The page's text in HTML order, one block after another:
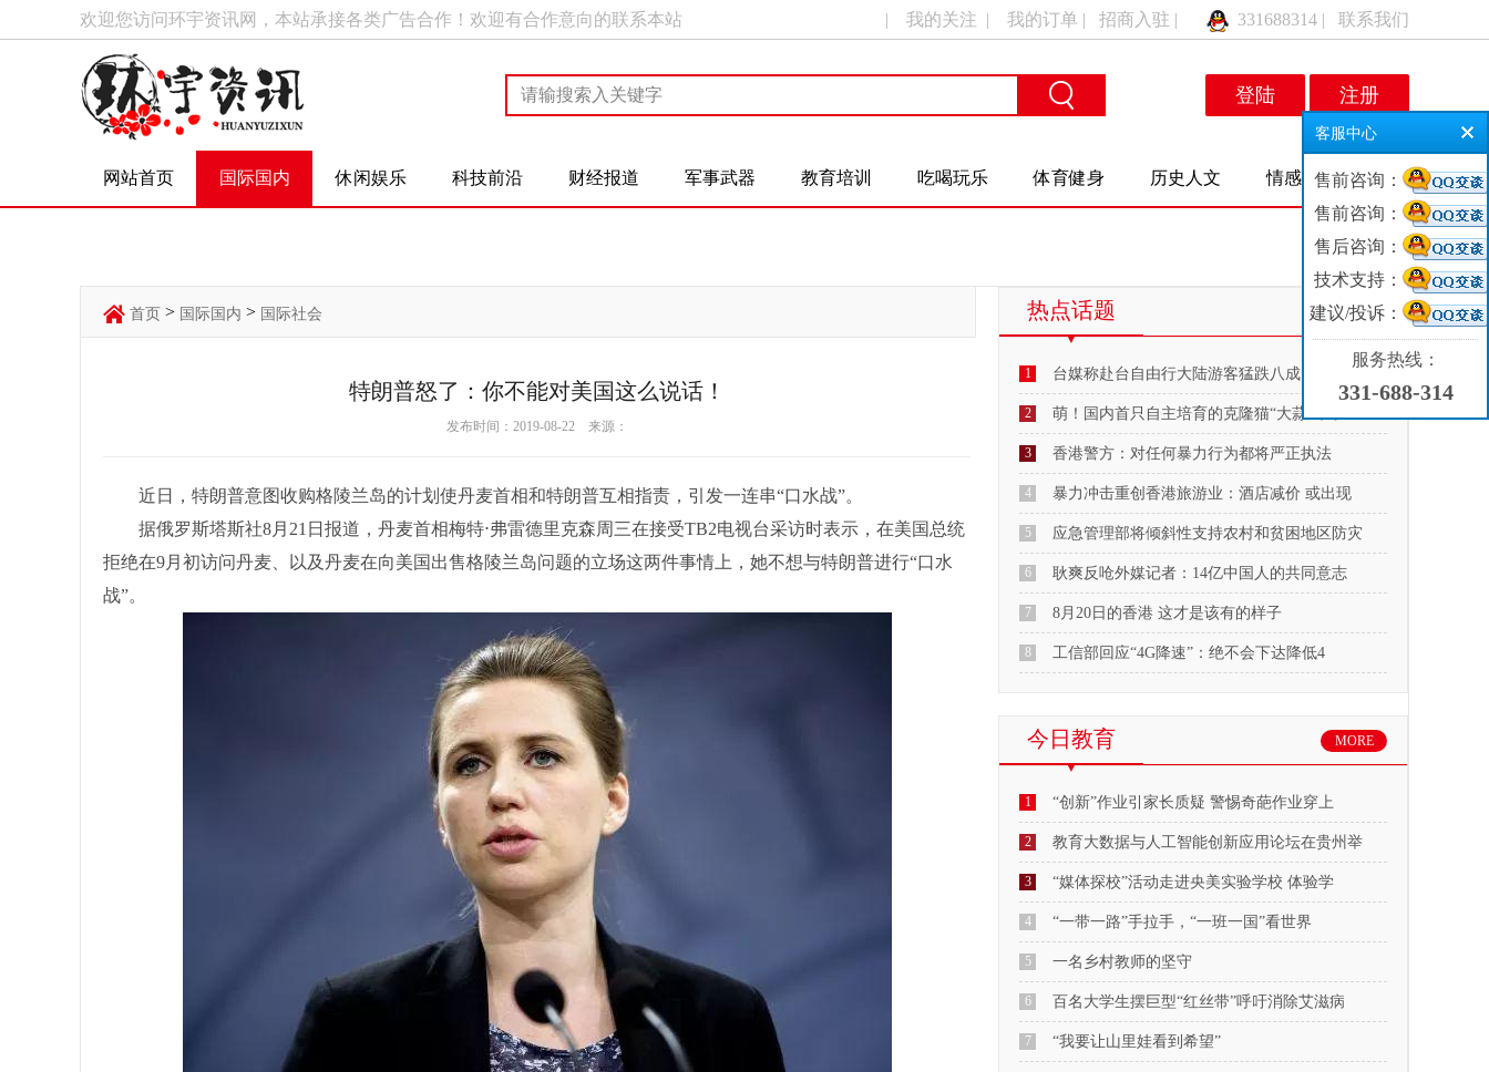
欢迎您访问环宇资讯网，本站承接各类广告合作！欢迎有合作意向的联系本站 | 我的关注 | 我的订单 | 招商入驻 | 331688314 | 联系我们
登陆 注册
网站首页 国际国内 休闲娱乐 科技前沿 财经报道 军事武器 教育培训 吃喝玩乐 体育健身 历史人文 情感交友
首页 > 国际国内 > 国际社会
特朗普怒了：你不能对美国这么说话！
发布时间：2019-08-22 来源：
近日，特朗普意图收购格陵兰岛的计划使丹麦首相和特朗普互相指责，引发一连串“口水战”。
据俄罗斯塔斯社8月21日报道，丹麦首相梅特⋅弗雷德里克森周三在接受TB2电视台采访时表示，在美国总统
拒绝在9月初访问丹麦、以及丹麦在向美国出售格陵兰岛问题的立场这两件事情上，她不想与特朗普进行“口水
战”。
热点话题 MORE
1 台媒称赴台自由行大陆游客猛跌八成：“明年
2 萌！国内首只自主培育的克隆猫“大蒜”来了
3 香港警方：对任何暴力行为都将严正执法
4 暴力冲击重创香港旅游业：酒店减价 或出现
5 应急管理部将倾斜性支持农村和贫困地区防灾
6 耿爽反呛外媒记者：14亿中国人的共同意志
7 8月20日的香港 这才是该有的样子
8 工信部回应“4G降速”：绝不会下达降低4
今日教育 MORE
1 “创新”作业引家长质疑 警惕奇葩作业穿上
2 教育大数据与人工智能创新应用论坛在贵州举
3 “媒体探校”活动走进央美实验学校 体验学
4 “一带一路”手拉手，“一班一国”看世界
5 一名乡村教师的坚守
6 百名大学生摆巨型“红丝带”呼吁消除艾滋病
7 “我要让山里娃看到希望”
客服中心
售前咨询：
售前咨询：
售后咨询：
技术支持：
建议/投诉：
服务热线：
331-688-314